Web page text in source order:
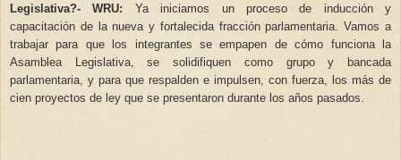
Legislativa?- WRU: Ya iniciamos un proceso de inducción y
capacitación de la nueva y fortalecida fracción parlamentaria. Vamos a
trabajar para que los integrantes se empapen de cómo funciona la
Asamblea Legislativa, se solidifiquen como grupo y bancada
parlamentaria, y para que respalden e impulsen, con fuerza, los más de
cien proyectos de ley que se presentaron durante los años pasados.